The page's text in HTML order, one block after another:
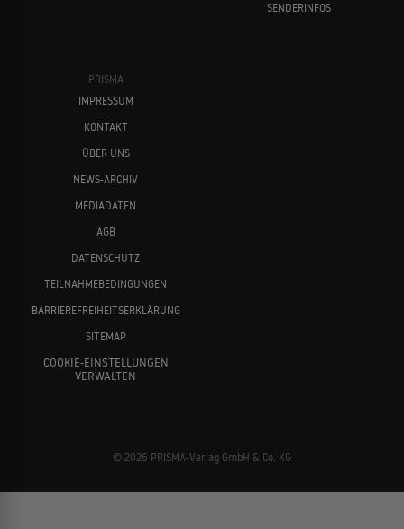
SENDERINFOS
PRISMA
IMPRESSUM
KONTAKT
ÜBER UNS
NEWS-ARCHIV
MEDIADATEN
AGB
DATENSCHUTZ
TEILNAHMEBEDINGUNGEN
BARRIEREFREIHEITSERKLÄRUNG
SITEMAP
COOKIE-EINSTELLUNGEN
VERWALTEN
© 2026 PRISMA-Verlag GmbH & Co. KG